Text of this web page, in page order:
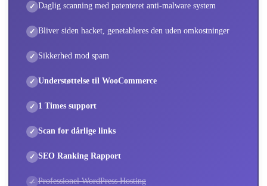
Daglig scanning med patenteret anti-malware system
Bliver siden hacket, genetableres den uden omkostninger
Sikkerhed mod spam
Understøttelse til WooCommerce
1 Times support
Scan for dårlige links
SEO Ranking Rapport
Professionel WordPress Hosting